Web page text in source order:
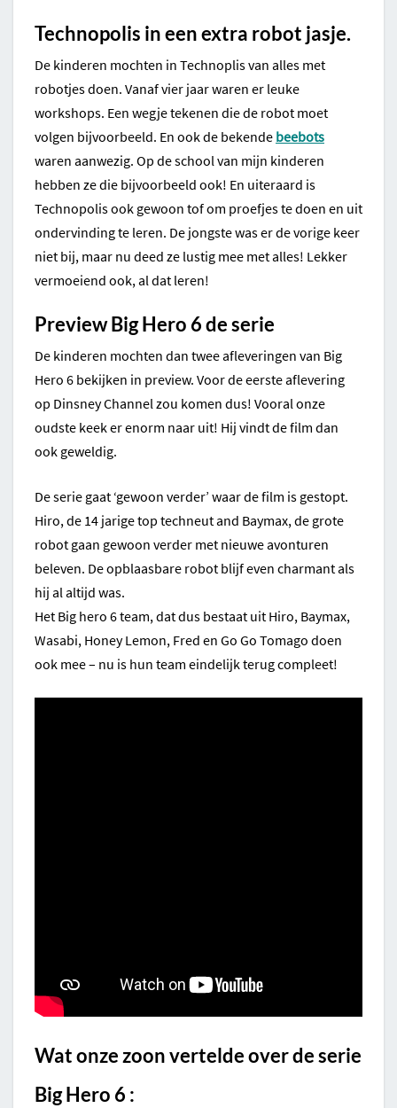
Technopolis in een extra robot jasje.
De kinderen mochten in Technoplis van alles met
robotjes doen. Vanaf vier jaar waren er leuke
workshops. Een wegje tekenen die de robot moet
volgen bijvoorbeeld. En ook de bekende beebots
waren aanwezig. Op de school van mijn kinderen
hebben ze die bijvoorbeeld ook! En uiteraard is
Technopolis ook gewoon tof om proefjes te doen en uit
ondervinding te leren. De jongste was er de vorige keer
niet bij, maar nu deed ze lustig mee met alles! Lekker
vermoeiend ook, al dat leren!
Preview Big Hero 6 de serie
De kinderen mochten dan twee afleveringen van Big
Hero 6 bekijken in preview. Voor de eerste aflevering
op Dinsney Channel zou komen dus! Vooral onze
oudste keek er enorm naar uit! Hij vindt de film dan
ook geweldig.
De serie gaat ‘gewoon verder’ waar de film is gestopt.
Hiro, de 14 jarige top techneut and Baymax, de grote
robot gaan gewoon verder met nieuwe avonturen
beleven. De opblaasbare robot blijf even charmant als
hij al altijd was.
Het Big hero 6 team, dat dus bestaat uit Hiro, Baymax,
Wasabi, Honey Lemon, Fred en Go Go Tomago doen
ook mee – nu is hun team eindelijk terug compleet!
Wat onze zoon vertelde overde serie
Big Hero 6 :